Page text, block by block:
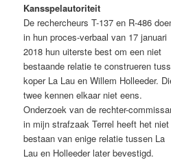
Kansspelautoriteit
De rechercheurs T-137 en R-486
in hun proces-verbaal van 17 januari
2018 hun uiterste best om een niet
bestaande relatie te construeren
koper La Lau en Willem Holleeder.
twee kennen elkaar niet eens.
Onderzoek van de rechter-
in mijn strafzaak Terrel heeft het niet
bestaan van enige relatie tussen La
Lau en Holleeder later bevestigd.